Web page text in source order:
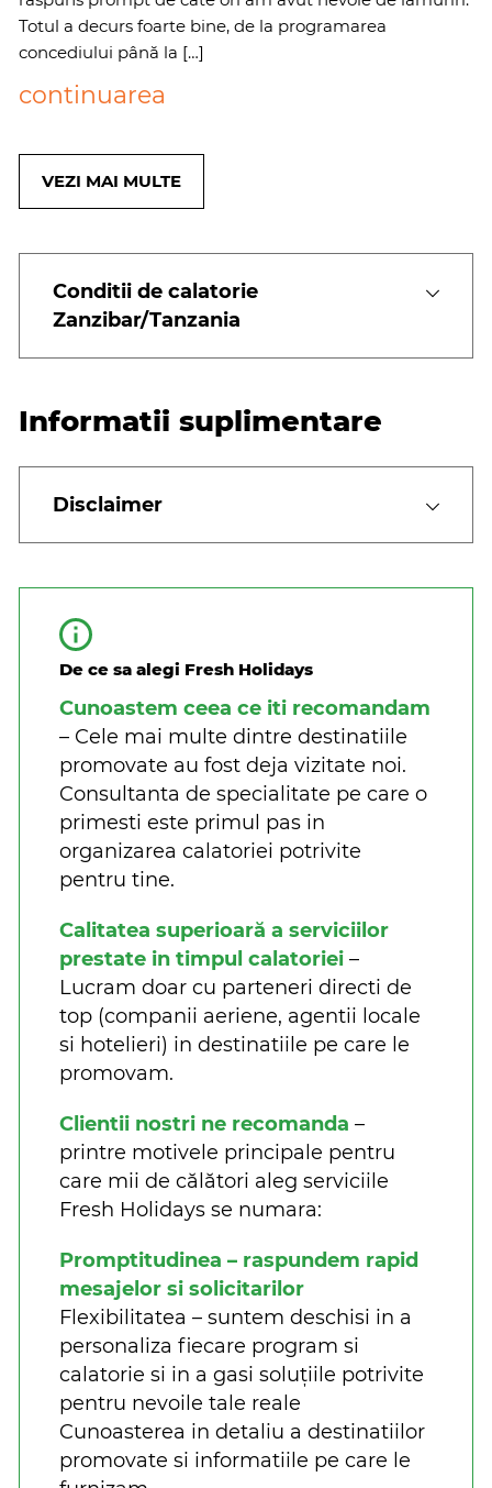
Totul a decurs foarte bine, de la programarea
concediului până la […]
continuarea
VEZI MAI MULTE
Conditii de calatorie
Zanzibar/Tanzania
Informatii suplimentare
Disclaimer
De ce sa alegi Fresh Holidays
Cunoastem ceea ce iti recomandam
– Cele mai multe dintre destinatiile
promovate au fost deja vizitate noi.
Consultanta de specialitate pe care o
primesti este primul pas in
organizarea calatoriei potrivite
pentru tine.
Calitatea superioară a serviciilor
prestate in timpul calatoriei –
Lucram doar cu parteneri directi de
top (companii aeriene, agentii locale
si hotelieri) in destinatiile pe care le
promovam.
Clientii nostri ne recomanda –
printre motivele principale pentru
care mii de călători aleg serviciile
Fresh Holidays se numara:
Promptitudinea – raspundem rapid
mesajelor si solicitarilor
Flexibilitatea – suntem deschisi in a
personaliza fiecare program si
calatorie si in a gasi soluțiile potrivite
pentru nevoile tale reale
Cunoasterea in detaliu a destinatiilor
promovate si informatiile pe care le